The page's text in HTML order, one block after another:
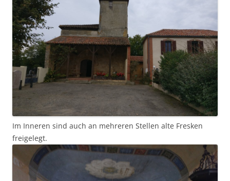
Im Inneren sind auch an mehreren Stellen alte Fresken
freigelegt.